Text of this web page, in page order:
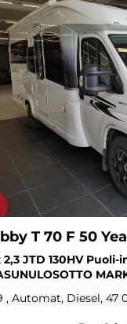
T 70 F 50
2,3 JTD 130HV
, Automat, Diesel, 47